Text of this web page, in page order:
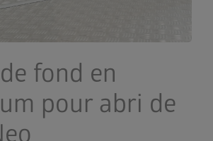
fond en
pour abri de